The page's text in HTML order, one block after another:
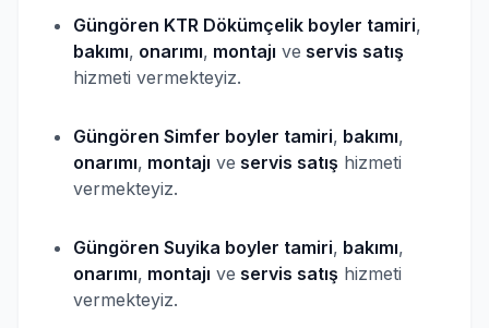
Güngören KTR Dökümçelik boyler tamiri,
bakımı, onarımı, montajı ve servis satış
hizmeti vermekteyiz.
Güngören Simfer boyler tamiri, bakımı,
onarımı, montajı ve servis satış hizmeti
vermekteyiz.
Güngören Suyika boyler tamiri, bakımı,
onarımı, montajı ve servis satış hizmeti
vermekteyiz.